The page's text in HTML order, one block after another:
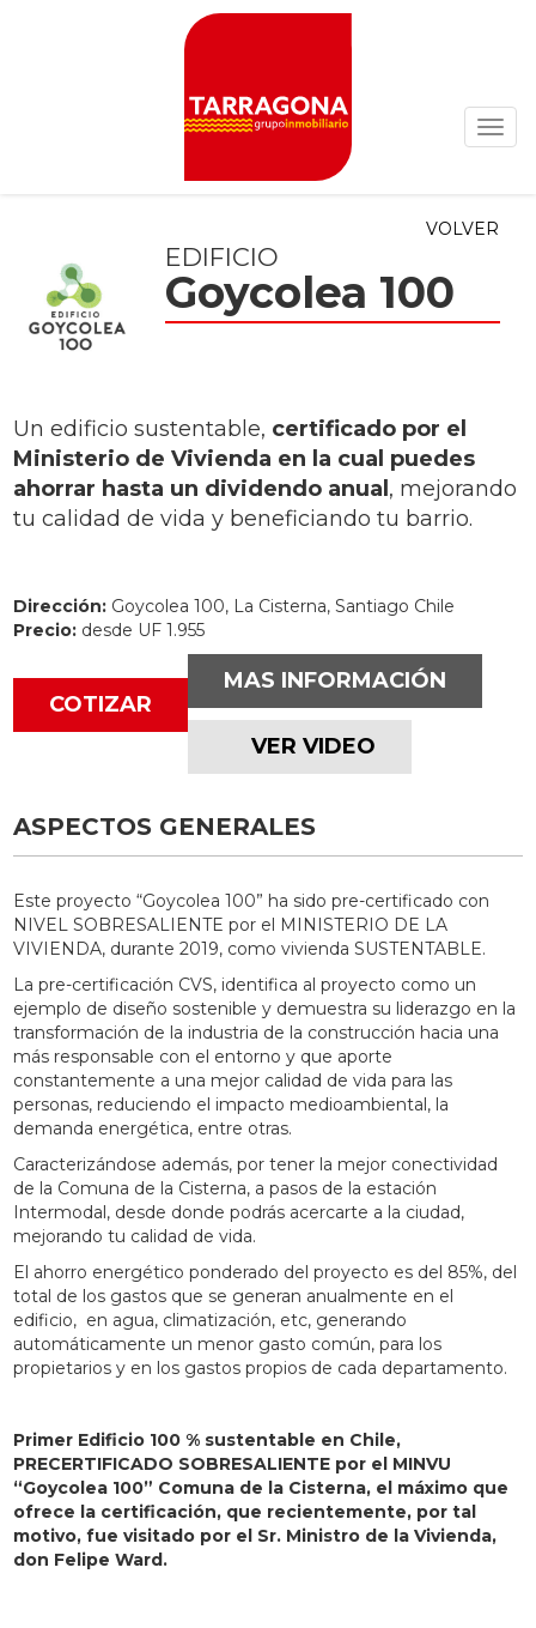
VOLVER
EDIFICIO
Goycolea 100
Un edificio sustentable, certificado por el
Ministerio de Vivienda en la cual puedes
ahorrar hasta un dividendo anual , mejorando
tu calidad de vida y beneficiando tu barrio.
Dirección: Goycolea 100, La Cisterna, Santiago Chile
Precio: desde UF 1.955
COTIZAR
MAS INFORMACIÓN
VER VIDEO
ASPECTOS GENERALES
Este proyecto “Goycolea 100” ha sido pre-certificado con
NIVEL SOBRESALIENTE por el MINISTERIO DE LA
VIVIENDA, durante 2019, como vivienda SUSTENTABLE.
La pre-certificación CVS, identifica al proyecto como un
ejemplo de diseño sostenible y demuestra su liderazgo en la
transformación de la industria de la construcción hacia una
más responsable con el entorno y que aporte
constantemente a una mejor calidad de vida para las
personas, reduciendo el impacto medioambiental, la
demanda energética, entre otras.
Caracterizándose además, por tener la mejor conectividad
de la Comuna de la Cisterna, a pasos de la estación
Intermodal, desde donde podrás acercarte a la ciudad,
mejorando tu calidad de vida.
El ahorro energético ponderado del proyecto es del 85%, del
total de los gastos que se generan anualmente en el
edificio, en agua, climatización, etc, generando
automáticamente un menor gasto común, para los
propietarios y en los gastos propios de cada departamento.
Primer Edificio 100 % sustentable en Chile,
PRECERTIFICADO SOBRESALIENTE por el MINVU
“Goycolea 100” Comuna de la Cisterna, el máximo que
ofrece la certificación, que recientemente, por tal
motivo, fue visitado por el Sr. Ministro de la Vivienda,
don Felipe Ward.